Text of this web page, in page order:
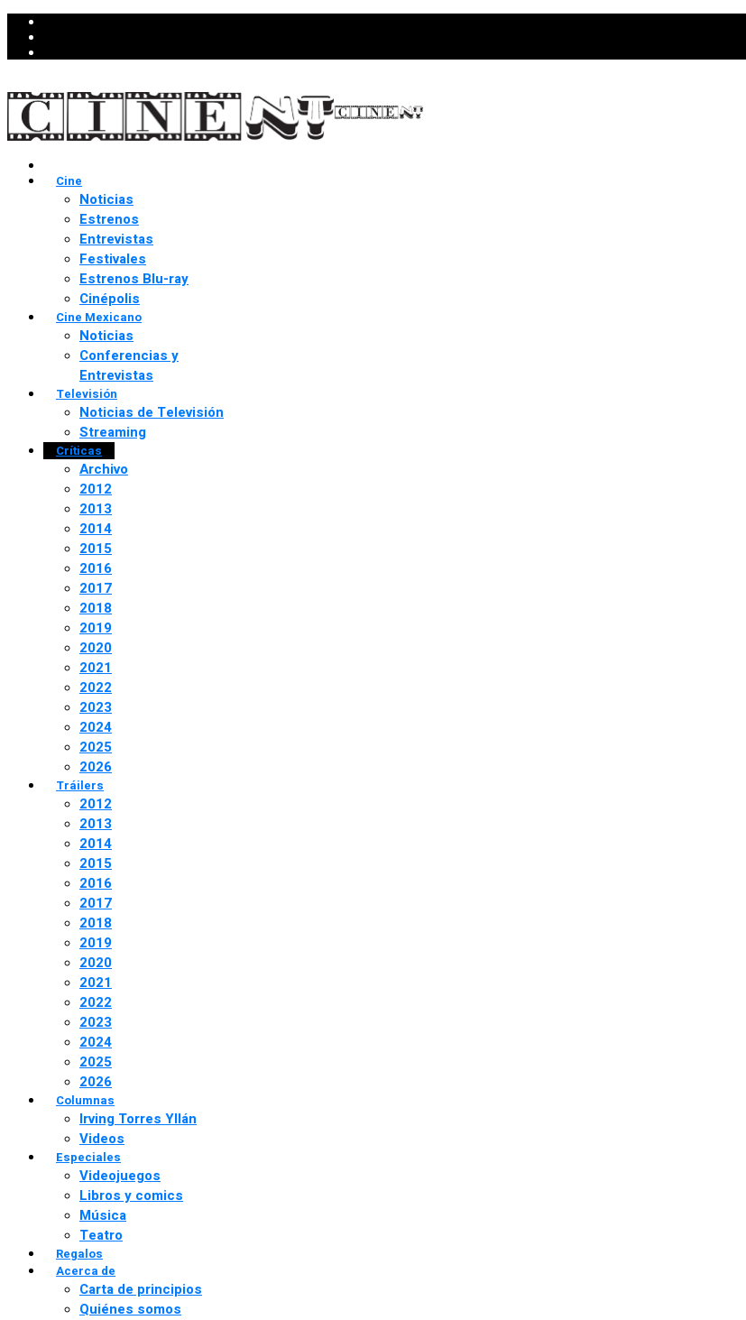
Cine
Noticias
Estrenos
Entrevistas
Festivales
Estrenos Blu-ray
Cinépolis
Cine Mexicano
Noticias
Conferencias y
Entrevistas
Televisión
Noticias de Televisión
Streaming
Críticas
Archivo
2012
2013
2014
2015
2016
2017
2018
2019
2020
2021
2022
2023
2024
2025
2026
Tráilers
2012
2013
2014
2015
2016
2017
2018
2019
2020
2021
2022
2023
2024
2025
2026
Columnas
Irving Torres Yllán
Videos
Especiales
Videojuegos
Libros y comics
Música
Teatro
Regalos
Acerca de
Carta de principios
Quiénes somos